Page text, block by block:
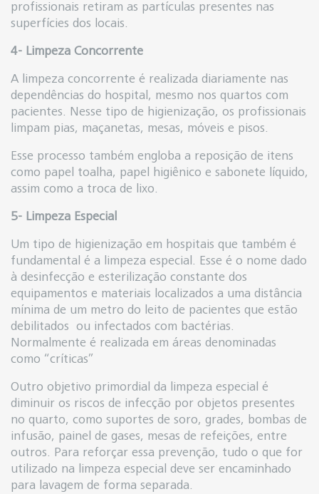
profissionais retiram as partículas presentes nas
superfícies dos locais.
4- Limpeza Concorrente
A limpeza concorrente é realizada diariamente nas
dependências do hospital, mesmo nos quartos com
pacientes. Nesse tipo de higienização, os profissionais
limpam pias, maçanetas, mesas, móveis e pisos.
Esse processo também engloba a reposição de itens
como papel toalha, papel higiênico e sabonete líquido,
assim como a troca de lixo.
5- Limpeza Especial
Um tipo de higienização em hospitais que também é
fundamental é a limpeza especial. Esse é o nome dado
à desinfecção e esterilização constante dos
equipamentos e materiais localizados a uma distância
mínima de um metro do leito de pacientes que estão
debilitados ou infectados com bactérias.
Normalmente é realizada em áreas denominadas
como “críticas”
Outro objetivo primordial da limpeza especial é
diminuir os riscos de infecção por objetos presentes
no quarto, como suportes de soro, grades, bombas de
infusão, painel de gases, mesas de refeições, entre
outros. Para reforçar essa prevenção, tudo o que for
utilizado na limpeza especial deve ser encaminhado
para lavagem de forma separada.